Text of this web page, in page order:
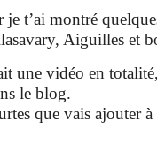
t’ai montré
Aiguilles et
une vidéo en
le blog.
que vais ajouter